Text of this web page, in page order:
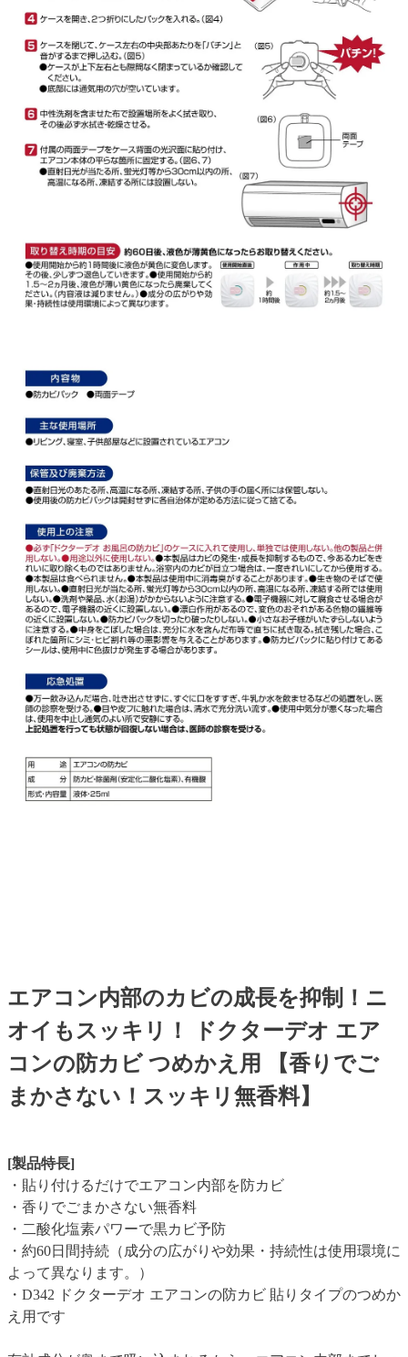
エアコン内部のカビの成長を抑制！ニ
オイもスッキリ！ ドクターデオ エア
コンの防カビ つめかえ用 【香りでご
まかさない！スッキリ無香料】
[製品特長]
・貼り付けるだけでエアコン内部を防カビ
・香りでごまかさない無香料
・二酸化塩素パワーで黒カビ予防
・約60日間持続（成分の広がりや効果・持続性は使用環境に
よって異なります。）
・D342 ドクターデオ エアコンの防カビ 貼りタイプのつめか
え用です